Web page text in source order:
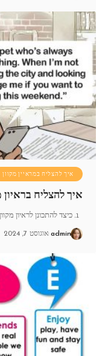
איך להצליח במראיין מקוון
איך להצליח בראיון
admin אוגוסט 7, 2024